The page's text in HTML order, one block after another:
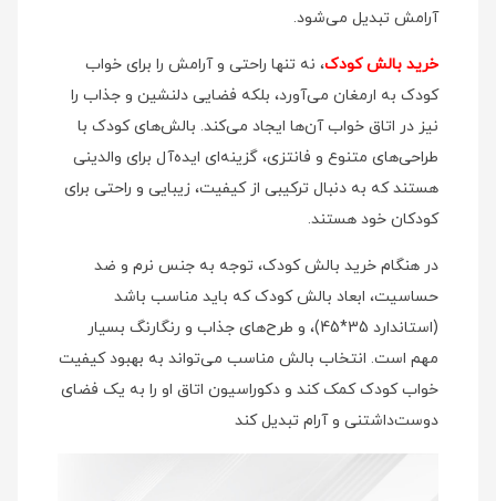
آرامش تبدیل می‌شود.
خرید بالش کودک، نه تنها راحتی و آرامش را برای خواب
کودک به ارمغان می‌آورد، بلکه فضایی دلنشین و جذاب را
نیز در اتاق خواب آن‌ها ایجاد می‌کند. بالش‌های کودک با
طراحی‌های متنوع و فانتزی، گزینه‌ای ایده‌آل برای والدینی
هستند که به دنبال ترکیبی از کیفیت، زیبایی و راحتی برای
کودکان خود هستند.
در هنگام خرید بالش کودک، توجه به جنس نرم و ضد
حساسیت، ابعاد بالش کودک که باید مناسب باشد
(استاندارد 35*45)، و طرح‌های جذاب و رنگارنگ بسیار
مهم است. انتخاب بالش مناسب می‌تواند به بهبود کیفیت
خواب کودک کمک کند و دکوراسیون اتاق او را به یک فضای
دوست‌داشتنی و آرام تبدیل کند